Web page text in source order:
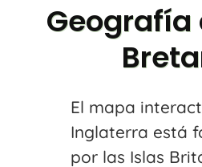
Geografía
El mapa
Inglaterra está
por las Islas